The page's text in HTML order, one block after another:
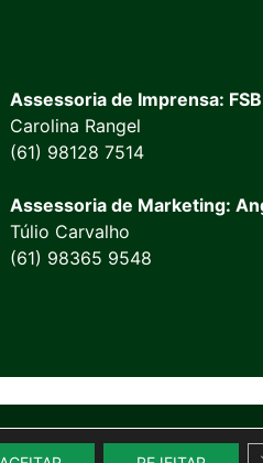
Assessoria de Imprensa:
Carolina Rangel
(61) 98128 7514
Assessoria de Marketing:
Túlio Carvalho
(61) 98365 9548